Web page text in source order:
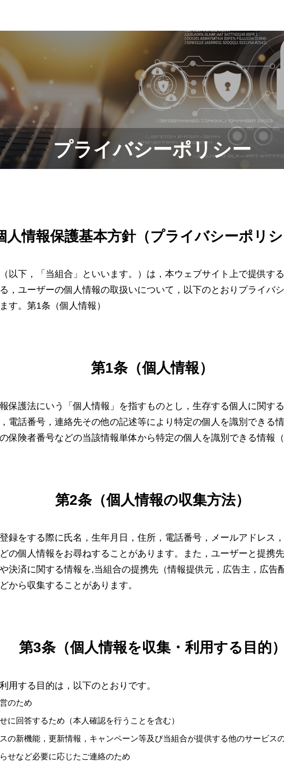
プライバシーポリシー
人情報保護基本方針（プライバシーポリシ
以下，「当組合」といいます。）は，本ウェブサイト上で提供す
，ユーザーの個人情報の取扱いについて，以下のとおりプライバ
す。第1条（個人情報）
第1条（個人情報）
保護法にいう「個人情報」を指すものとし，生存する個人に関す
電話番号，連絡先その他の記述等により特定の個人を識別できる
保険者番号などの当該情報単体から特定の個人を識別できる情報
第2条（個人情報の収集方法）
録をする際に氏名，生年月日，住所，電話番号，メールアドレス
の個人情報をお尋ねすることがあります。また，ユーザーと提携
決済に関する情報を,当組合の提携先（情報提供元，広告主，広告
から収集することがあります。
第3条（個人情報を収集・利用する目的）
用する目的は，以下のとおりです。
のため
に回答するため（本人確認を行うことを含む）
の新機能，更新情報，キャンペーン等及び当組合が提供する他のサービス
せなど必要に応じたご連絡のため